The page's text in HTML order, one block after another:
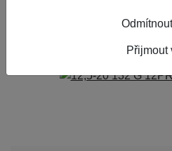
Přijmout